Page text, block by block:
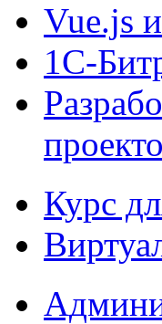
Vue.js
1С-
Курс